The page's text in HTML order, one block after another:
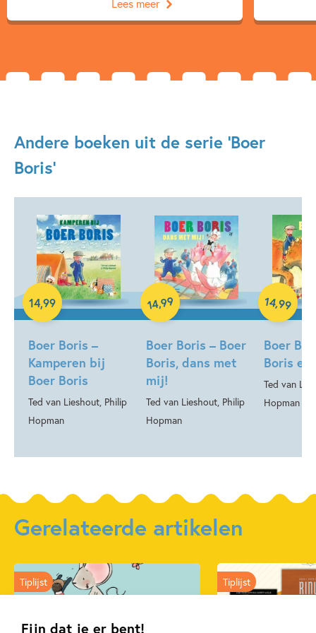
Fijn dat je er bent!
Lees meer
Andere boeken uit de serie 'Boer
Boris'
Boer Boris –
Kamperen bij
Boer Boris
Ted van Lieshout, Philip
Hopman
14,99
Hardcover
Boer Boris – Boer
Boris, dans met
mij!
Ted van Lieshout, Philip
Hopman
14,99
Hardcover
Boer
Boris en
Ted van
Hopman
14,99
Hardcover
Gerelateerde artikelen
Tiplijst Tiplijst